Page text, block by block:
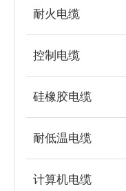
耐火电缆
控制电缆
硅橡胶电缆
耐低温电缆
计算机电缆